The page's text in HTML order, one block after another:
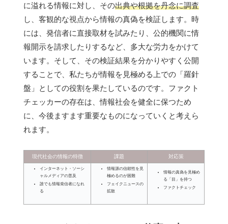
に溢れる情報に対し、その出典や根拠を丹念に調査
し、客観的な視点から情報の真偽を検証します。時
には、発信者に直接取材を試みたり、公的機関に情
報開示を請求したりするなど、多大な労力をかけて
います。そして、その検証結果を分かりやすく公開
することで、私たちが情報を見極める上での「羅針
盤」としての役割を果たしているのです。ファクト
チェッカーの存在は、情報社会を健全に保つため
に、今後ますます重要なものになっていくと考えら
れます。
現代社会の情報の特徴 課題 対応策
インターネット・ソーシ
ャルメディアの普及
誰でも情報発信者になれ
る
情報源の信頼性を見
極めるのが困難
フェイクニュースの
拡散
情報の真偽を見極め
る「目」を持つ
ファクトチェック